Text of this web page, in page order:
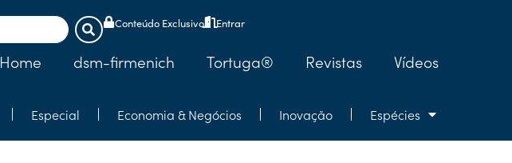
Conteúdo Exclusivo Entrar
Home dsm-firmenich Tortuga® Revistas Vídeos
Especial Economia & Negócios Inovação Espécies